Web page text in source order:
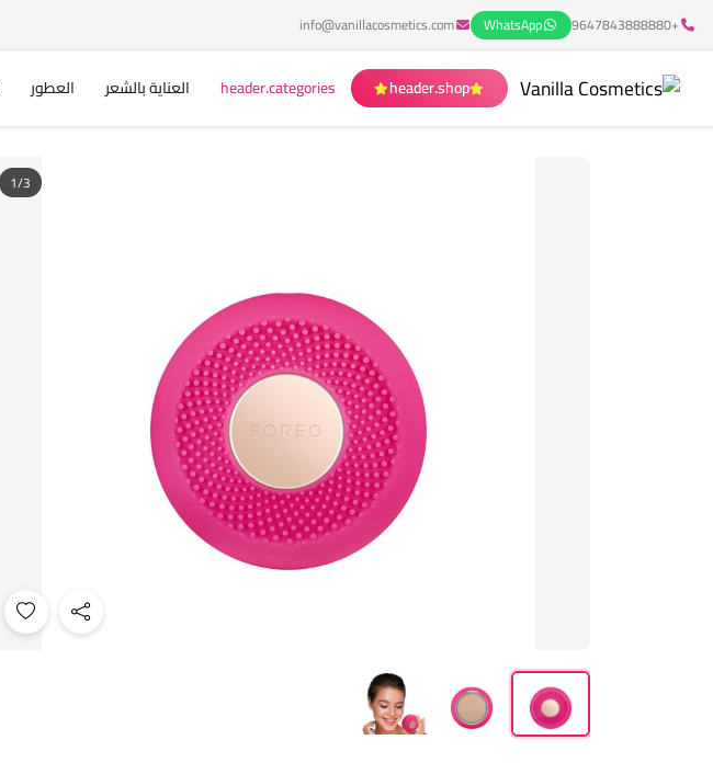
+9647843888880
WhatsApp
info@vanillacosmetics.com
header.shop
header.categories العناية بالشعر العطور
1/3